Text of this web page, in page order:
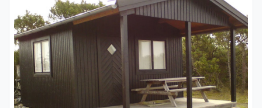
Mellanväggar: Glespanel 22×95 cc30cm + 120mm isolering +
furupanel
Innerdörrar: Reglar 34×70 + isolering + 13mm gipsskiva
Golv: Golvspånskiva
Ytterdörr: Furudörrar med karm
2-glas fönster: Glasad fritidshusdörr 9×20 Obehandlad